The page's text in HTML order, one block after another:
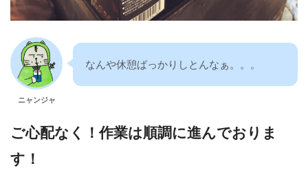
ニャンジャ
なんや休憩ばっかりしとんなぁ。。。
ご心配なく！作業は順調に進んでおりま
す！